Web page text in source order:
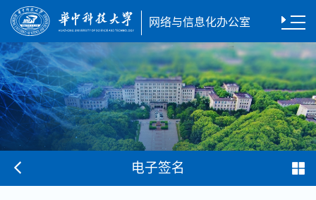
网络与信息化办公室
电子签名